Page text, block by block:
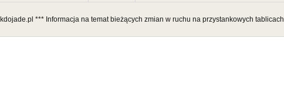
*** Informacja na temat bieżących zmian w ruchu na przystankowych tablicach